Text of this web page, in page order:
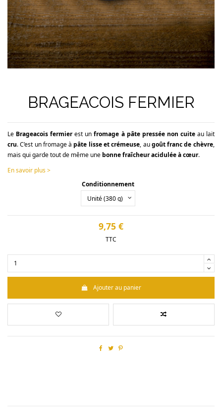
BRAGEACOIS FERMIER
Le Brageacois fermierest unfromage à pâte pressée non cuite au lait
cru. C’est un fromage à pâte lisse et crémeuse, augoût franc de chèvre,
mais qui garde tout de même une bonne fraîcheur acidulée àcœur.
En savoir plus >
Conditionnement
9,75 €
TTC
Ajouter au panier